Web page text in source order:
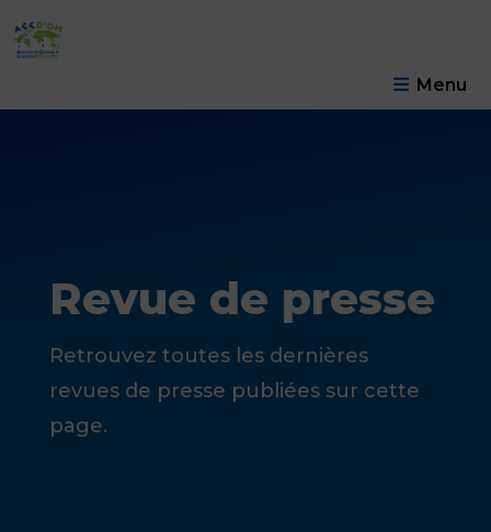
Menu
Revue de presse
Retrouvez toutes les dernières
revues de presse publiées sur cette
page.